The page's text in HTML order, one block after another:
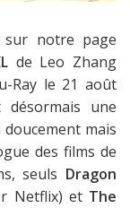
sur notre page
de Leo Zhang
Ray le 21 août
désormais une
mais
des films de
seuls Dragon
Netflix) et The